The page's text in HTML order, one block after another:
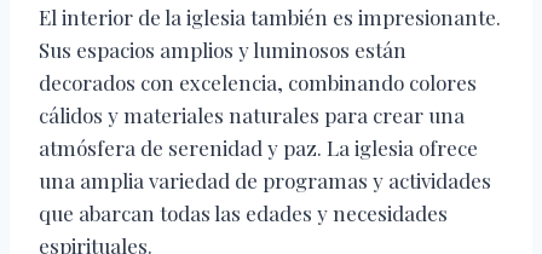
El interior de la iglesia también es impresionante.
Sus espacios amplios y luminosos están
decorados con excelencia, combinando colores
cálidos y materiales naturales para crear una
atmósfera de serenidad y paz. La iglesia ofrece
una amplia variedad de programas y actividades
que abarcan todas las edades y necesidades
espirituales.